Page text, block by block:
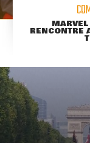
RENCONTRE